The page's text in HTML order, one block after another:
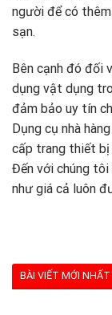
người để có
sạn.
Bên cạnh đó đối
dụng vật dụng
đảm bảo uy tín
Dụng cụ nhà
cấp trang thiết bị
Đến với chúng tôi
như giá cả luôn
BÀI VIẾT MỚI NHẤT